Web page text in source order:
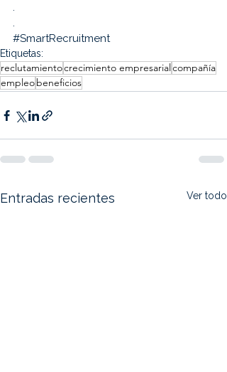
.
.
#SmartRecruitment
Etiquetas:
reclutamientocrecimiento empresarial compañía
empleobeneficios
Entradas recientes Ver todo